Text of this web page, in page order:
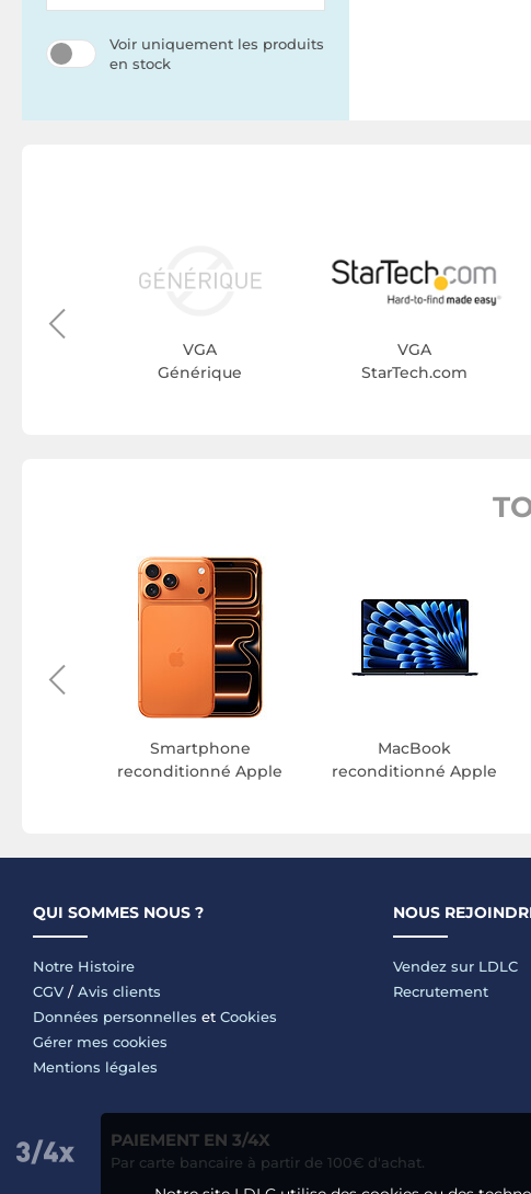
Voir uniquement les produits
en stock
VGA
Générique
VGA
StarTech.com
Smartphone
reconditionné Apple
MacBook
reconditionné Apple
QUI SOMMES NOUS ?
Notre Histoire
CGV / Avis clients
Données personnelles et Cookies
Gérer mes cookies
Mentions légales
NOUS
Vendez sur LDLC
Recrutement
PAIEMENT EN 3/4X
Par carte bancaire à partir de 100€ d'achat.